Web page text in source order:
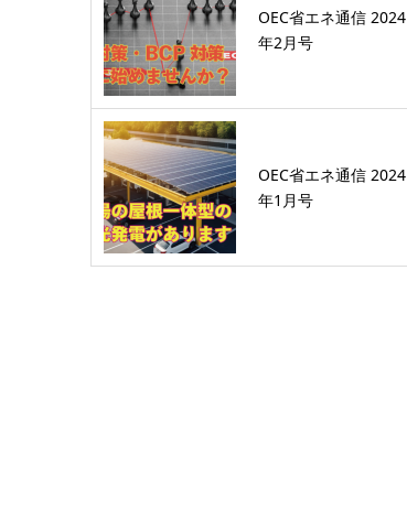
OEC省エネ通信 2024
年2月号
OEC省エネ通信 2024
年1月号